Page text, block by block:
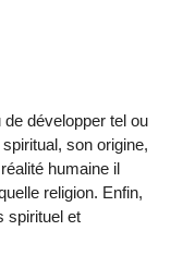
de développer tel ou
son origine,
humaine il
religion. Enfin,
spirituel et